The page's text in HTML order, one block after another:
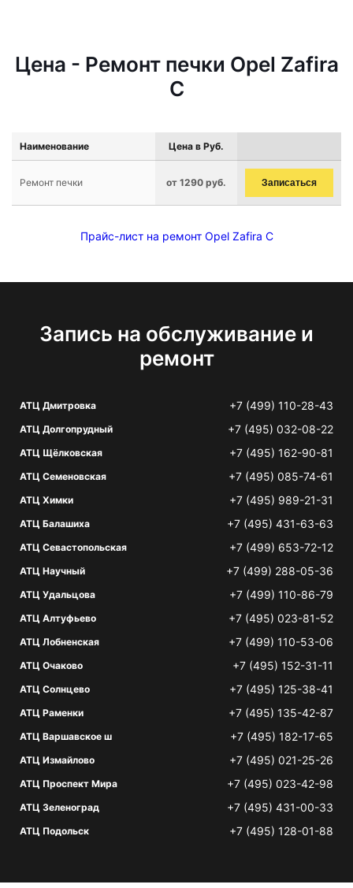
Цена - Ремонт печки Opel Zafira
C
Наименование Цена в Руб.
Ремонт печки от 1290 руб. Записаться
Прайс-лист на ремонт Opel Zafira C
Запись на обслуживание и
ремонт
АТЦ Дмитровка +7 (499) 110-28-43
АТЦ Долгопрудный +7 (495) 032-08-22
АТЦ Щёлковская +7 (495) 162-90-81
АТЦ Семеновская +7 (495) 085-74-61
АТЦ Химки +7 (495) 989-21-31
АТЦ Балашиха +7 (495) 431-63-63
АТЦ Севастопольская +7 (499) 653-72-12
АТЦ Научный +7 (499) 288-05-36
АТЦ Удальцова +7 (499) 110-86-79
АТЦ Алтуфьево +7 (495) 023-81-52
АТЦ Лобненская +7 (499) 110-53-06
АТЦ Очаково +7 (495) 152-31-11
АТЦ Солнцево +7 (495) 125-38-41
АТЦ Раменки +7 (495) 135-42-87
АТЦ Варшавское ш +7 (495) 182-17-65
АТЦ Измайлово +7 (495) 021-25-26
АТЦ Проспект Мира +7 (495) 023-42-98
АТЦ Зеленоград +7 (495) 431-00-33
АТЦ Подольск +7 (495) 128-01-88